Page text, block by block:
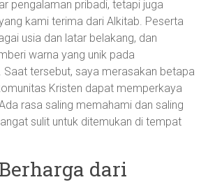
pengalaman pribadi, tetapi juga
kami terima dari Alkitab. Peserta
usia dan latar belakang, dan
warna yang unik pada
Saat tersebut, saya merasakan betapa
Kristen dapat memperkaya
rasa saling memahami dan saling
sulit untuk ditemukan di tempat
dari